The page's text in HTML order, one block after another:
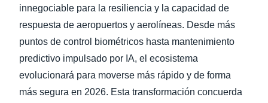
innegociable para la resiliencia y la capacidad de
respuesta de aeropuertos y aerolíneas. Desde más
puntos de control biométricos hasta mantenimiento
predictivo impulsado por IA, el ecosistema
evolucionará para moverse más rápido y de forma
más segura en 2026. Esta transformación concuerda